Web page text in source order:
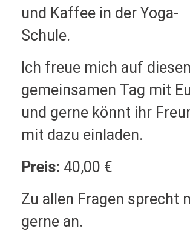
und Kaffee in der Yoga-
Schule.
Ich freue mich auf diesen
gemeinsamen Tag mit
und gerne könnt ihr
mit dazu einladen.
Preis: 40,00 €
Zu allen Fragen sprecht
gerne an.